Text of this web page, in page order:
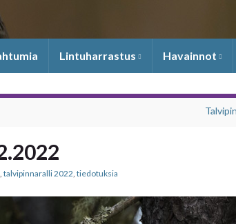
Lintuharrastus Havainnot
, talvipinnaralli 2022, tiedotuksia